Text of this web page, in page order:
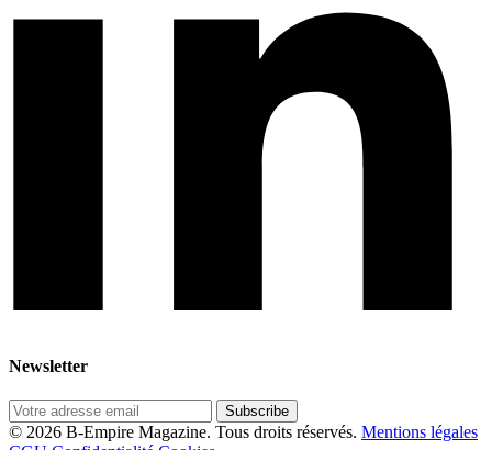
Newsletter
Subscribe
© 2026 B-Empire Magazine. Tous droits réservés. Mentions légales